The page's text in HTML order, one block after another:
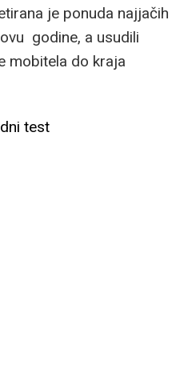
je ponuda najjačih
godine, a usudili
mobitela do kraja
test